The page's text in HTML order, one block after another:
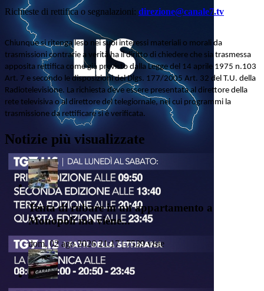
Richieste di rettifica o segnalazioni: direzione@canale7.tv
Chiunque si ritenga leso nei suoi interessi materiali o morali da
trasmissioni contrarie a verità ha il diritto di chiedere che sia trasmessa
apposita rettifica come già previsto dalla Legge del 14 aprile 1975 n.103
Art. 7 e secondo le disposizioni del Dlgs. 177/2005 Art. 32 del T.U. della
Radiotelevisione. La richiesta deve essere presentata al direttore della
rete televisiva o al direttore del telegiornale, nei cui programmi la
trasmissione da rettificare si è verificata.
Notizie più visualizzate
Tenta di rubare in un appartamento a
Monopoli ma viene...
dom, 02 ago 2026 21:17 | 7539 viste